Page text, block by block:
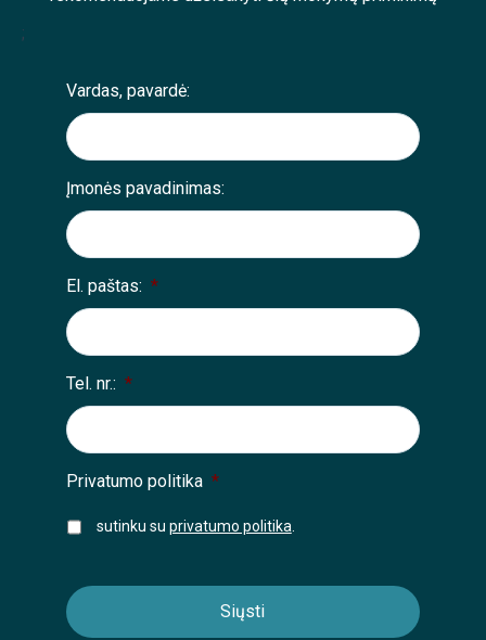
;
Vardas, pavardė:
Įmonės pavadinimas:
El. paštas: *
Tel. nr.: *
Privatumo politika *
sutinku su privatumo politika